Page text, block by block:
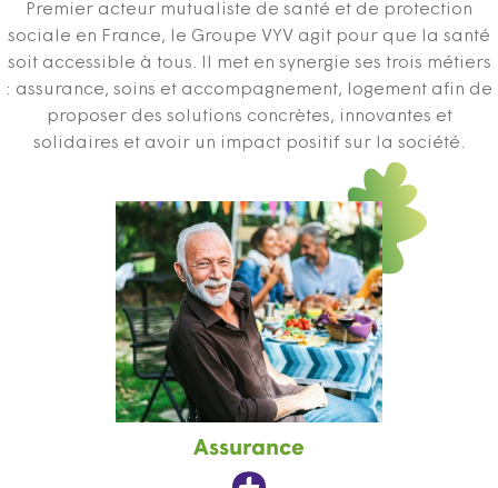
Premier acteur mutualiste de santé et de protection
sociale en France, le Groupe VYV agit pour que la santé
soit accessible à tous. Il met en synergie ses trois métiers
: assurance, soins et accompagnement, logement afin de
proposer des solutions concrètes, innovantes et
solidaires et avoir un impact positif sur la société.
Assurance